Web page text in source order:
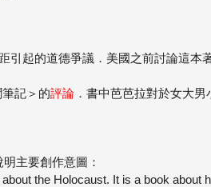
引起的道德爭議．美國之前討論這本
記＞的評論 ．書中芭芭拉對於女大
主要創作意圖：
the Holocaust. It is a book about